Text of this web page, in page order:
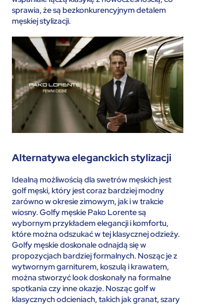
sprawia, że są bezkonkurencyjnym detalem
męskiej stylizacji.
Alternatywa eleganckich stylizacji
Idealną możliwością dla swetrów męskich jest
golf męski, który jest coraz bardziej modny
zarówno w okresie zimowym, jak i w trakcie
wiosny. Golfy męskie Pako Lorente są
wybornym przykładem elegancji i komfortu,
które można odszukać w tej klasycznej odzieży.
Golfy męskie doskonale odnajdą się w
propozycjach bardziej formalnych. Nosząc je z
wytwornym garniturem, koszulą i krawatem,
można stworzyć look doskonały na formalne
spotkania czy inne okazje. Nosząc golf w
klasycznych odcieniach, takich jak granat, szary